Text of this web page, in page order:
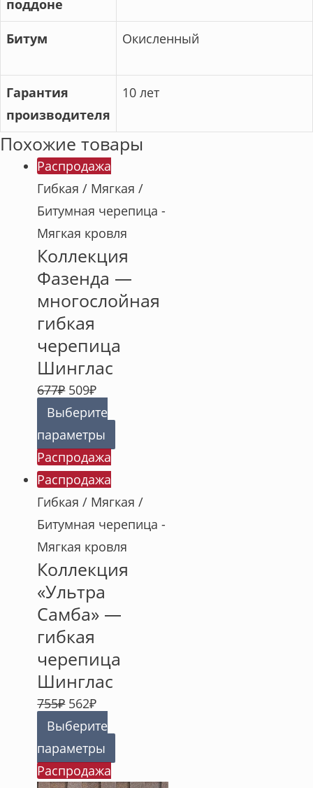
поддоне
Битум Окисленный
Гарантия
производителя
10 лет
Похожие товары
Распродажа
Гибкая / Мягкая /
Битумная черепица -
Мягкая кровля
Коллекция
Фазенда —
многослойная
гибкая
черепица
Шинглас
677₽ 509₽
Выберите
параметры
Распродажа
Распродажа
Гибкая / Мягкая /
Битумная черепица -
Мягкая кровля
Коллекция
«Ультра
Самба» —
гибкая
черепица
Шинглас
755₽ 562₽
Выберите
параметры
Распродажа